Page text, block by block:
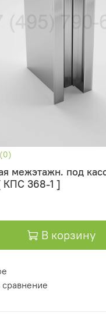
(0)
межэтажн. под
КПС 368-1 ]
В корзину